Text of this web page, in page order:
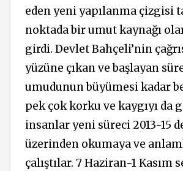
eden yeni yapılanma çizgisi
noktada bir umut kaynağı
girdi. Devlet Bahçeli’nin
yüzüne çıkan ve başlayan
umudunun büyümesi kadar
pek çok korku ve kaygıyı da
insanlar yeni süreci 2013-15
üzerinden okumaya ve
çalıştılar. 7 Haziran-1 Kasım